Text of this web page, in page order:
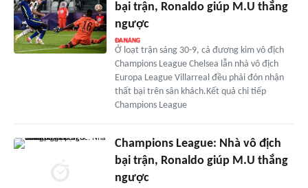
bại trận, Ronaldo giúp M.U thắng
ngược
Ở loạt trận sáng 30-9, cả đương kim vô địch
Champions League Chelsea lẫn nhà vô địch
Europa League Villarreal đều phải đón nhận
thất bại trên sân khách.Kết quả chi tiếp
Champions League
Champions League: Nhà vô địch
bại trận, Ronaldo giúp M.U thắng
ngược